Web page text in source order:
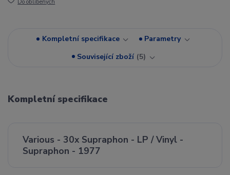
Do oblíbených
Kompletní specifikace
Parametry
Související zboží 5
Kompletní specifikace
Various - 30x Supraphon - LP / Vinyl -
Supraphon - 1977